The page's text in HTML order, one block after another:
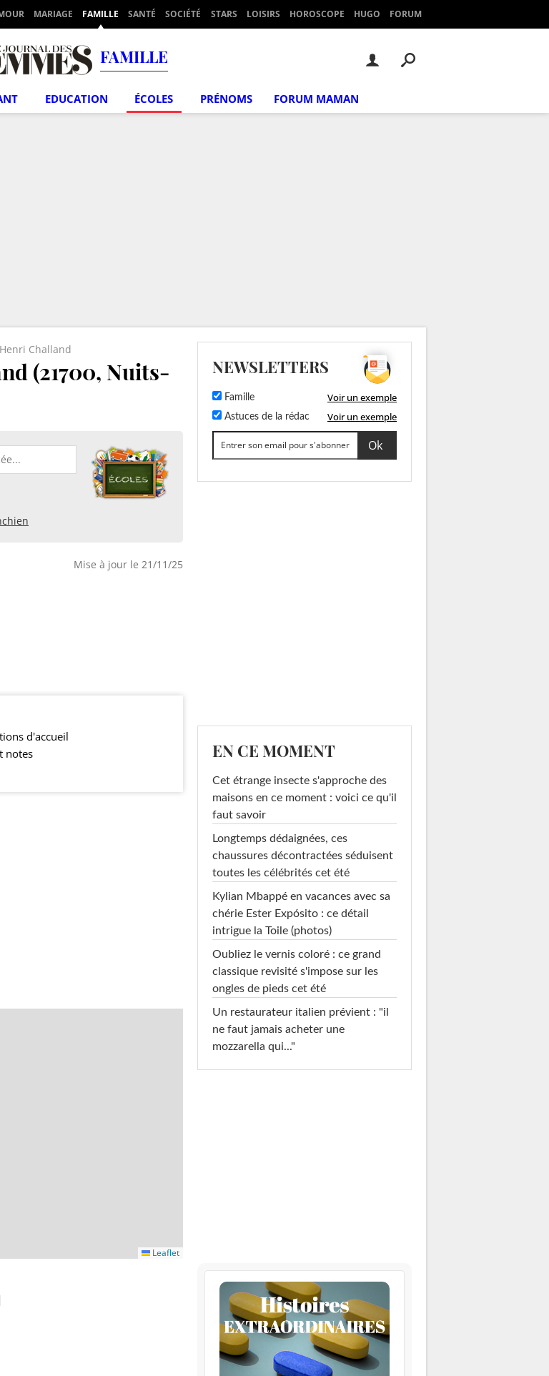
MARIAGE FAMILLE SANTÉ SOCIÉTÉ STARS LOISIRS HOROSCOPE HUGO FORUM
FAMILLE
EDUCATION ÉCOLES PRÉNOMS FORUM MAMAN
Challand
(21700, Nuits-
Mise à jour le 21/11/25
d'accueil
notes
Leaflet
NEWSLETTERS
Famille Voir un exemple
Astuces de la rédac Voir un exemple
EN CE MOMENT
Cet étrange insecte s'approche des
maisons en ce moment : voici ce qu'il
faut savoir
Longtemps dédaignées, ces
chaussures décontractées séduisent
toutes les célébrités cet été
Kylian Mbappé en vacances avec sa
chérie Ester Expósito : ce détail
intrigue la Toile (photos)
Oubliez le vernis coloré : ce grand
classique revisité s'impose sur les
ongles de pieds cet été
Un restaurateur italien prévient : "il
ne faut jamais acheter une
mozzarella qui..."